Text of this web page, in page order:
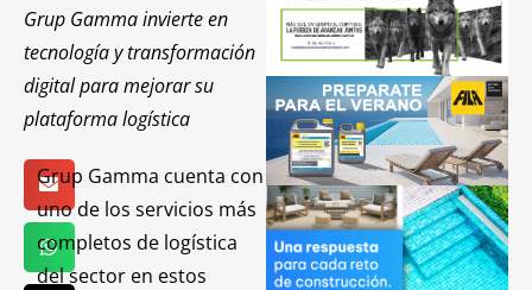
Grup Gamma invierte en
tecnología y transformación
digital para mejorar su
plataforma logística
Grup Gamma cuenta con
uno de los servicios más
completos de logística
del sector en estos